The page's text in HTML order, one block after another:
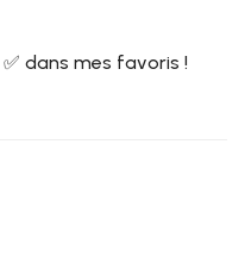
dans mes favoris !